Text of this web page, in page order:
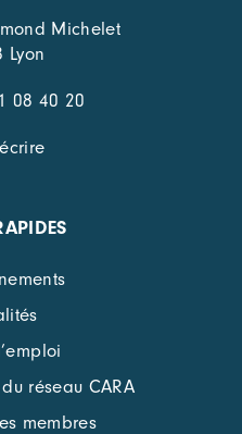
Michelet
Lyon
08 40 20
réseau CARA
membres